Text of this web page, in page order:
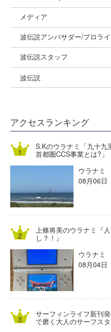
Naoya Kimoto
mitsuteru Kamio
Yasunari Inoue
Yoshiyuki Obata
DELTA FORCE SURF
熊谷素子
メディア
SURFMEDIA
Colors MAGAZINE
WAVAL
波伝説アンバサダー/プロラ
福島寿実子
中浦“JET”章
進士剛光
植村未来
大野”MAR”修聖
喜納海人
波伝説スタッフ
☆加藤
Aichan
ECE
H
KID
KOBU
KY
MIN
mitz
OYZ
波伝説
アクセスランキング
S.Kのウラナミ「九十九
首都圏CCS事業とは?」
ウラナミ
08月06日
上條将美のウラナミ『
し？！』
ウラナミ
08月04日
サーフィンライフ新刊
で磨く大人のサーフスタ